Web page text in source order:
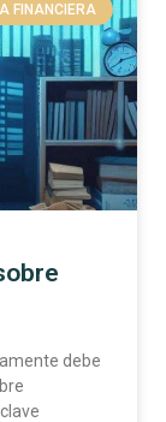
FINANCIERA
debe